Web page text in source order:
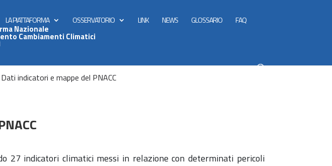
Nazionale
Cambiamenti Climatici
LA PIATTAFORMA OSSERVATORIO LINK NEWS GLOSSARIO FAQ
Dati indicatori e mappe del PNACC
27 indicatori climatici messi in relazione con determinati pericoli